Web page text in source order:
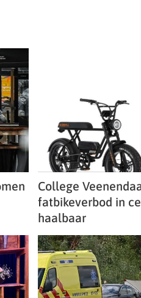
College
fatbikeverbod in
haalbaar